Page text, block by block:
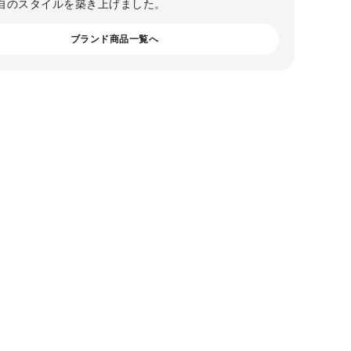
のスタイルを築き上げました。
ブランド商品一覧へ